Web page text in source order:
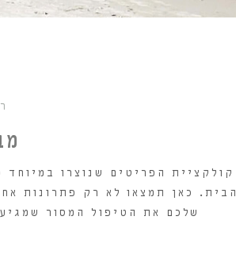
קולקציית הפריטים שנוצרו
הבית. כאן תמצאו לא רק פתרונות
שלכם את הטיפול המסור